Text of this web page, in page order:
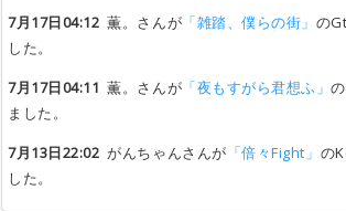
Lovers
sumika あと5人
Lovers
sumika あと5人
Lovers
sumika あと5人
Lovers
sumika あと5人
7月17日04:12 薫。さんが 「雑踏、僕らの街」 の
した。
7月17日04:11 薫。さんが 「夜もすがら君想ふ」
ました。
7月13日22:02 がんちゃんさんが 「倍々Fight」 の
した。